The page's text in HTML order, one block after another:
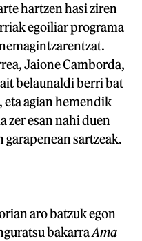
hartzen hasi ziren
egoiliar programa
Jaione Camborda,
belaunaldi berri bat
eta agian hemendik
zer esan nahi duen
sartzeak.
aro batzuk egon
bakarraAma